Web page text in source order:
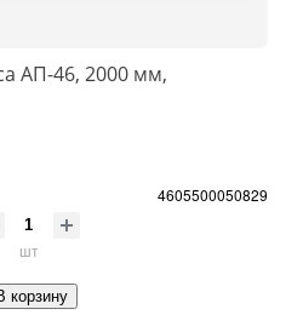
АП-46, 2000 мм,
4605500050829
шт
корзину